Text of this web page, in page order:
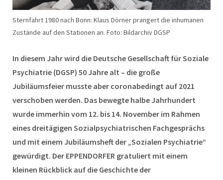
Sternfahrt 1980 nach Bonn: Klaus Dörner prangert die inhumanen
Zustände auf den Stationen an. Foto: Bildarchiv DGSP
In diesem Jahr wird die Deutsche Gesellschaft für Soziale
Psychiatrie (DGSP) 50 Jahre alt – die große
Jubiläumsfeier musste aber coronabedingt auf 2021
verschoben werden. Das bewegte halbe Jahrhundert
wurde immerhin vom 12. bis 14. November im Rahmen
eines dreitägigen Sozialpsychiatrischen Fachgesprächs
und mit einem Jubiläumsheft der „Sozialen Psychiatrie“
gewürdigt. Der EPPENDORFER gratuliert mit einem
kleinen Rückblick auf die Geschichte der